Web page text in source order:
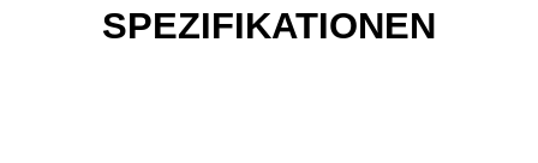
SPEZIFIKATIONEN